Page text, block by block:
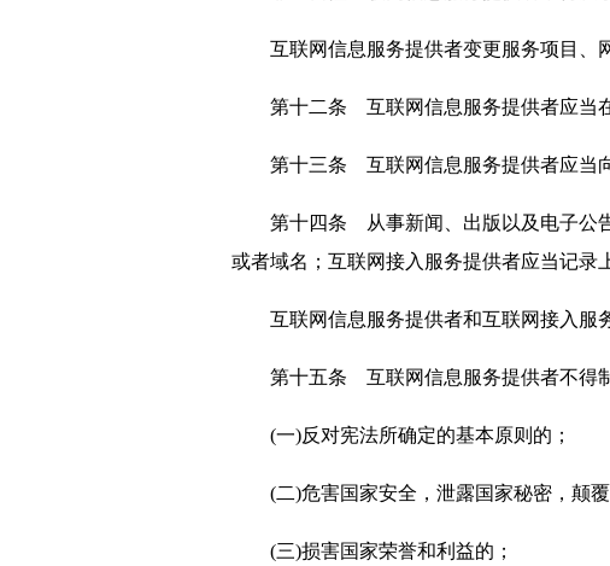
互联网信息服务提供者变更服务项目、网
第十二条 互联网信息服务提供者应当在
第十三条 互联网信息服务提供者应当向
第十四条 从事新闻、出版以及电子公告
或者域名；互联网接入服务提供者应当记录
互联网信息服务提供者和互联网接入服务
第十五条 互联网信息服务提供者不得制
(一)反对宪法所确定的基本原则的；
(二)危害国家安全，泄露国家秘密，颠覆
(三)损害国家荣誉和利益的；